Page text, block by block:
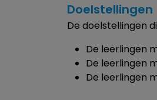
Doelstellingen
De doelstellingen
De leerlingen
De leerlingen
De leerlingen